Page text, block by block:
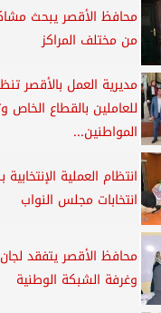
محافظ الأقصر يبحث
من مختلف المراكز
مديرية العمل بالأقصر
للعاملين بالقطاع
المواطنين...
انتظام العملية
انتخابات مجلس النواب
محافظ الأقصر يتفقد
وغرفة الشبكة الوطنية